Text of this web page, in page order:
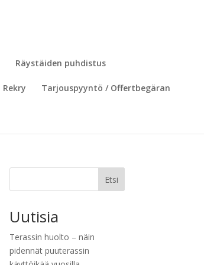
Räystäiden puhdistus
Rekry Tarjouspyyntö / Offertbegäran
Etsi
Uutisia
Terassin huolto – näin
pidennät puuterassin